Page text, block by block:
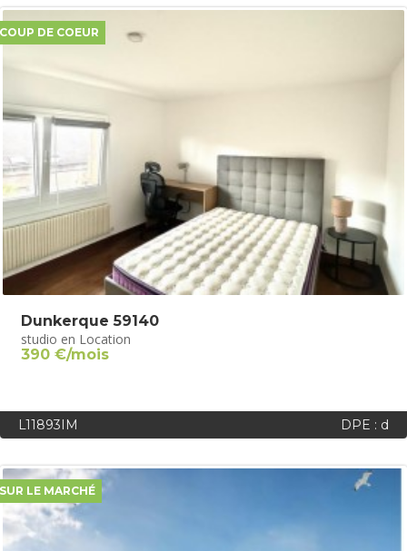
COUP DE COEUR
Dunkerque 59140
studio en Location
390 €/mois
L11893IM DPE : d
SUR LE MARCHÉ